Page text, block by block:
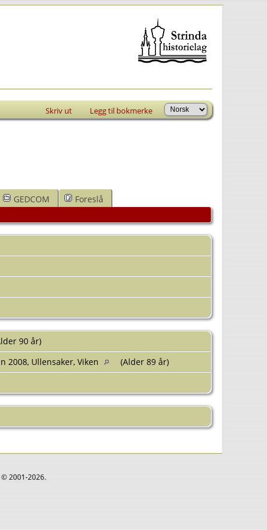
Skriv ut Legg til bokmerke
GEDCOM Foreslå
90 år)
2008, Ullensaker, Viken
(Alder 89 år)
2001-2026.